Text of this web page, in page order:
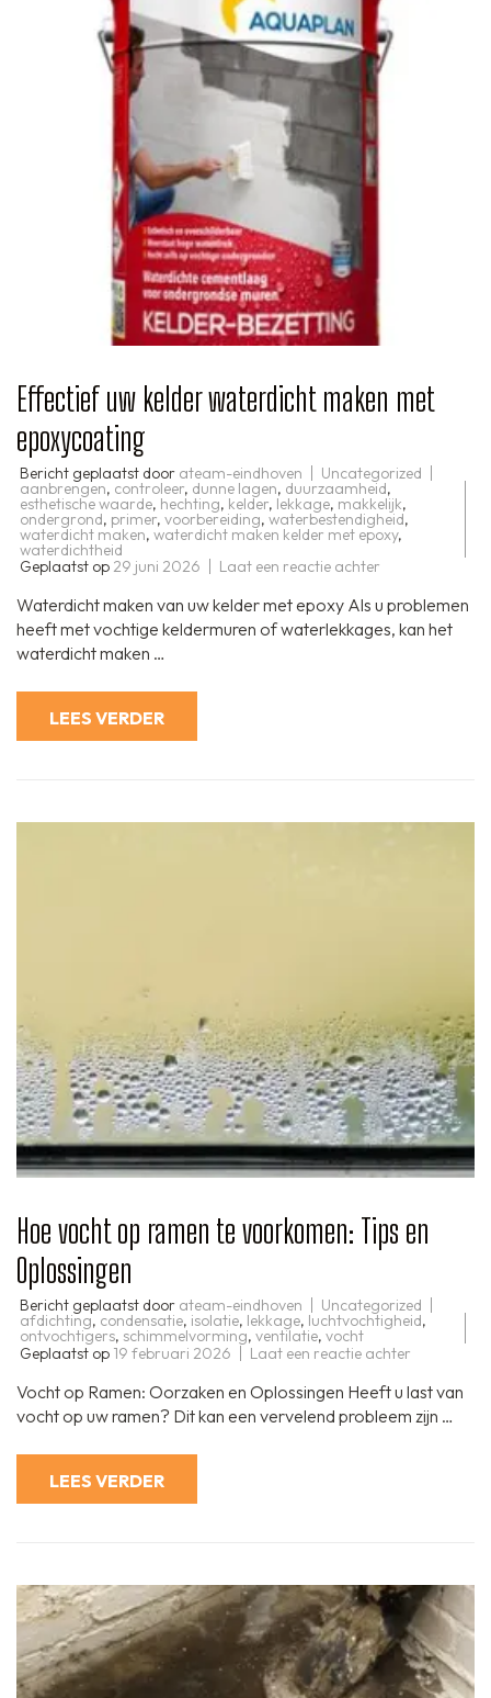
Effectief uw kelder waterdicht maken met
epoxycoating
Bericht geplaatst door ateam-eindhoven Uncategorized
aanbrengen, controleer, dunne lagen, duurzaamheid,
esthetische waarde, hechting, kelder, lekkage, makkelijk,
ondergrond, primer, voorbereiding, waterbestendigheid,
waterdicht maken, waterdicht maken kelder met epoxy,
waterdichtheid
Geplaatst op 29 juni 2026 Laat een reactie achter
kelder
waterdicht
maken
Waterdicht maken van uw kelder met epoxy Als u problemen
heeft met vochtige keldermuren of waterlekkages, kan het
waterdicht maken …
LEES VERDER
Hoe vocht op ramen te voorkomen: Tips en
Oplossingen
Bericht geplaatst door ateam-eindhoven Uncategorized
afdichting, condensatie, isolatie, lekkage, luchtvochtigheid,
ontvochtigers, schimmelvorming, ventilatie, vocht
Geplaatst op 19 februari 2026 Laat een reactie achter
vocht
op
ramen
te
Vocht op Ramen: Oorzaken en Oplossingen Heeft u last van
vocht op uw ramen? Dit kan een vervelend probleem zijn …
LEES VERDER